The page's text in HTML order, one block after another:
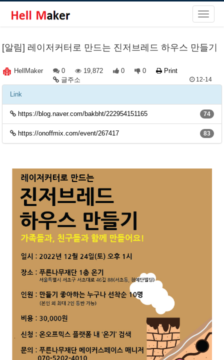
[알림] 레이저커터로 만드는 진저브레드 하우스 만들기
HellMaker 0 19,872 0 0
Print
글주소
12-14
Link
https://blog.naver.com/bakbht/222954151165 74
https://onoffmix.com/event/267417 83